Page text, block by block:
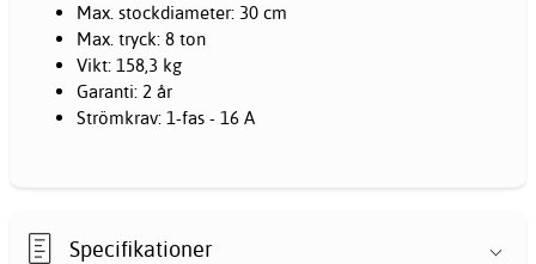
Max. stockdiameter: 30 cm
Max. tryck: 8 ton
Vikt: 158,3 kg
Garanti: 2 år
Strömkrav: 1-fas - 16 A
Specifikationer